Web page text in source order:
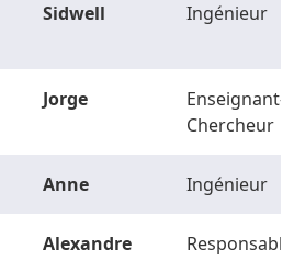
Sidwell Ingénieur
Jorge
Enseignant-
Chercheur
Anne Ingénieur
Alexandre
Responsable